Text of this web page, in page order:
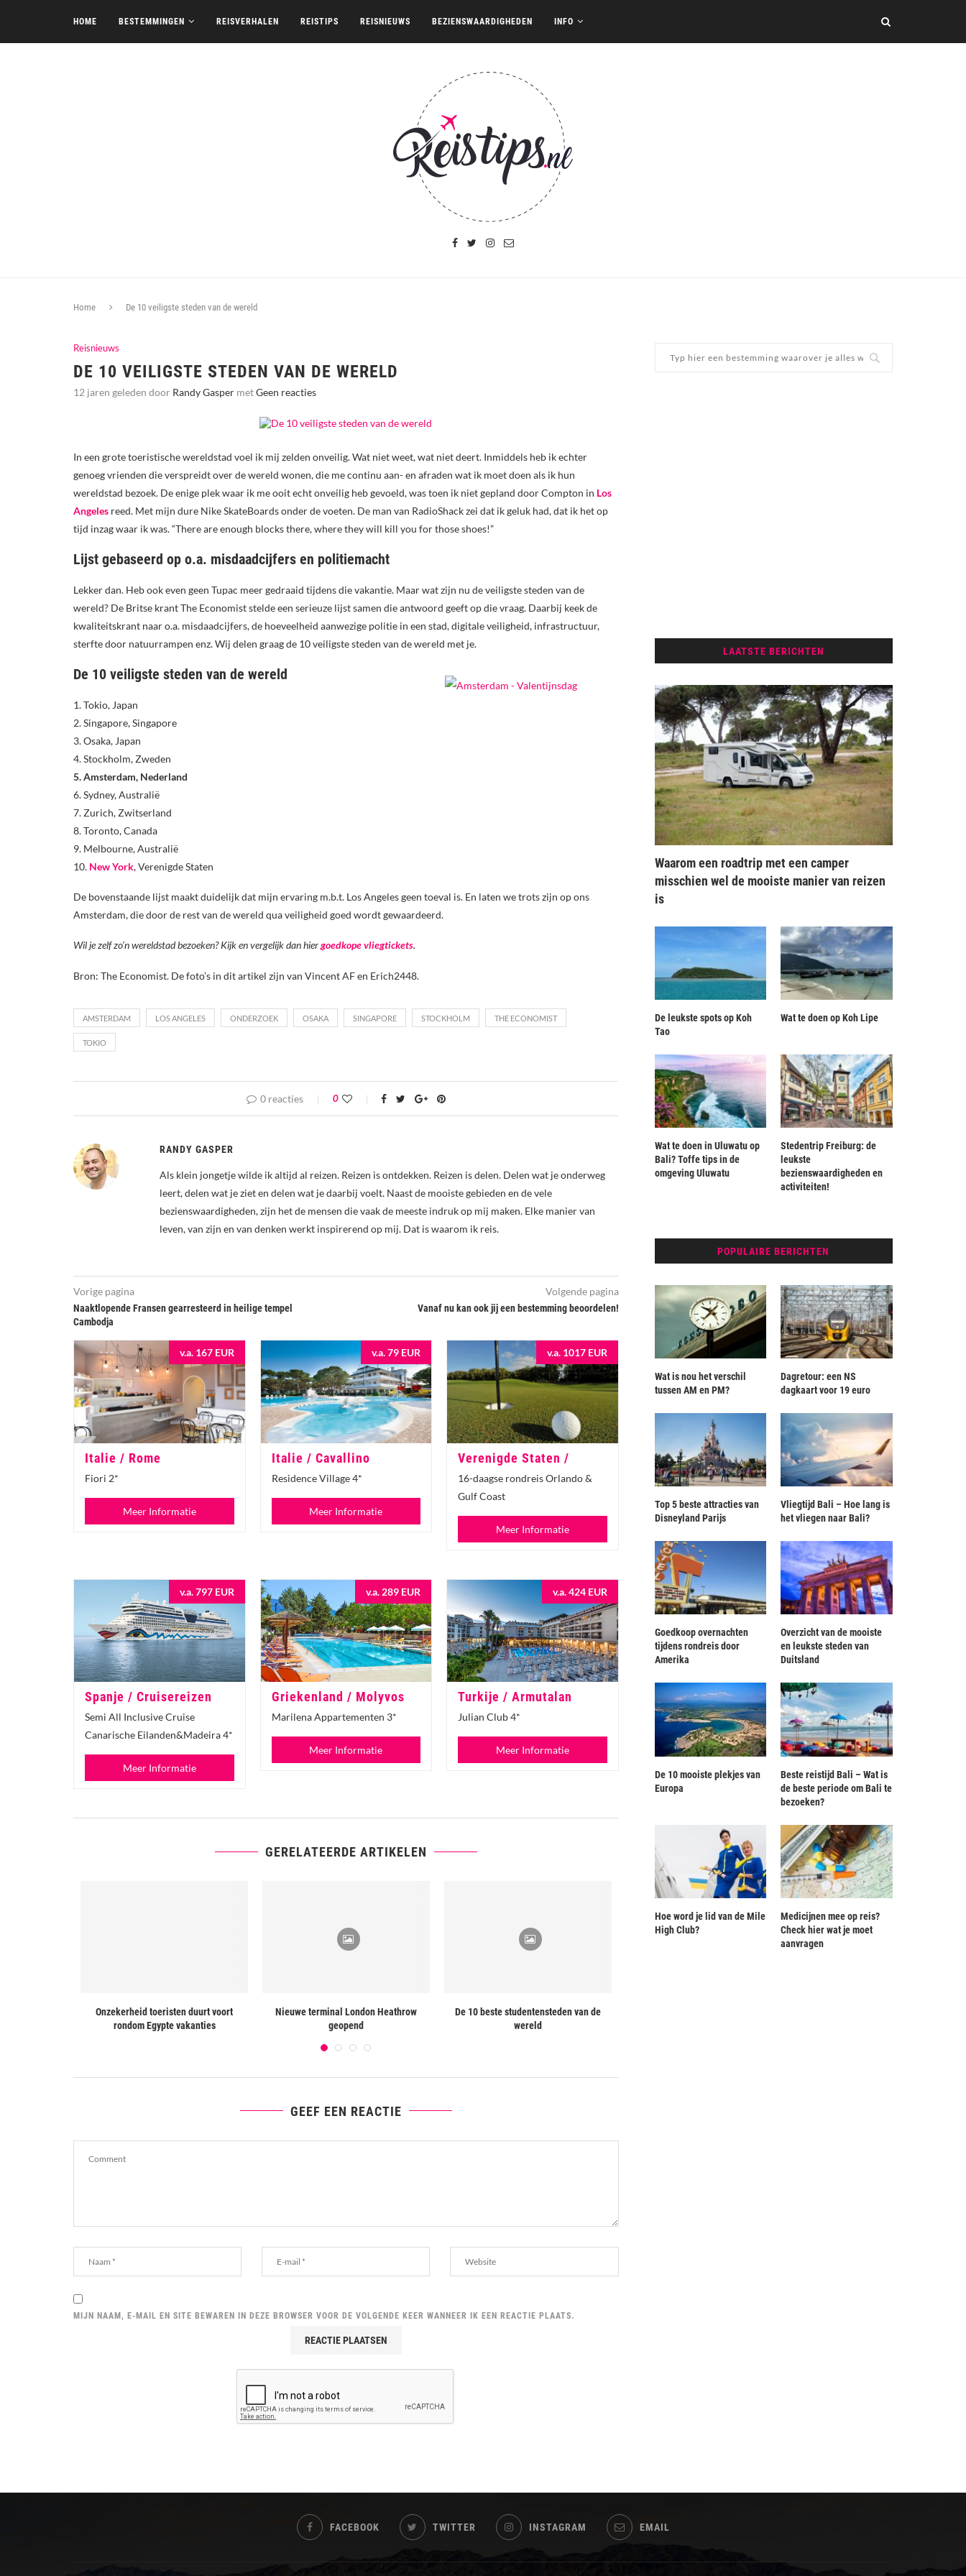
HOME BESTEMMINGEN REISVERHALEN REISTIPS REISNIEUWS BEZIENSWAARDIGHEDEN INFO
Home De 10 veiligste steden van de wereld
Reisnieuws
DE 10 VEILIGSTE STEDEN VAN DE WERELD
12 jaren geleden door Randy Gasper metGeen reacties
In een grote toeristische wereldstad voel ik mij zelden onveilig. Wat niet weet, wat niet deert. Inmiddels heb ik echter
genoeg vrienden die verspreidt over de wereld wonen, die me continu aan- en afraden wat ik moet doen als ik hun
wereldstad bezoek. De enige plek waar ik me ooit echt onveilig heb gevoeld, was toen ik niet gepland door Compton in Los
Angeles reed. Met mijn dure Nike SkateBoards onder de voeten. De man van RadioShack zei dat ik geluk had, dat ik het op
tijd inzag waar ik was. “There are enough blocks there, where they will kill you for those shoes!”
Lijst gebaseerd op o.a. misdaadcijfers en politiemacht
Lekker dan. Heb ook even geen Tupac meer gedraaid tijdens die vakantie. Maar wat zijn nu de veiligste steden van de
wereld? De Britse krant The Economist stelde een serieuze lijst samen die antwoord geeft op die vraag. Daarbij keek de
kwaliteitskrant naar o.a. misdaadcijfers, de hoeveelheid aanwezige politie in een stad, digitale veiligheid, infrastructuur,
sterfte door natuurrampen enz. Wij delen graag de 10 veiligste steden van de wereld met je.
De 10 veiligste steden van de wereld
1. Tokio, Japan
2. Singapore, Singapore
3. Osaka, Japan
4. Stockholm, Zweden
5. Amsterdam, Nederland
6. Sydney, Australië
7. Zurich, Zwitserland
8. Toronto, Canada
9. Melbourne, Australië
10. New York, Verenigde Staten
De bovenstaande lijst maakt duidelijk dat mijn ervaring m.b.t. Los Angeles geen toeval is. En laten we trots zijn op ons
Amsterdam, die door de rest van de wereld qua veiligheid goed wordt gewaardeerd.
Wil je zelf zo’n wereldstad bezoeken? Kijk en vergelijk dan hiergoedkope vliegtickets.
Bron: The Economist. De foto’s in dit artikel zijn van Vincent AF en Erich2448.
AMSTERDAM LOS ANGELES ONDERZOEK OSAKA SINGAPORE STOCKHOLM THE ECONOMIST
TOKIO
0 reacties 0
RANDY GASPER
Als klein jongetje wilde ik altijd al reizen. Reizen is ontdekken. Reizen is delen. Delen wat je onderweg
leert, delen wat je ziet en delen wat je daarbij voelt. Naast de mooiste gebieden en de vele
bezienswaardigheden, zijn het de mensen die vaak de meeste indruk op mij maken. Elke manier van
leven, van zijn en van denken werkt inspirerend op mij. Dat is waarom ik reis.
Vorige pagina
Naaktlopende Fransen gearresteerd in heilige tempel
Cambodja
Volgende pagina
Vanaf nu kan ook jij een bestemming beoordelen!
v.a. 167 EUR
Italie / Rome
Fiori 2*
Meer Informatie
v.a. 79 EUR
Italie / Cavallino
Residence Village 4*
Meer Informatie
v.a. 1017 EUR
Verenigde Staten /
16-daagse rondreis Orlando &
Gulf Coast
Meer Informatie
v.a. 797 EUR
Spanje / Cruisereizen
Semi All Inclusive Cruise
Canarische Eilanden&Madeira 4*
Meer Informatie
v.a. 289 EUR
Griekenland / Molyvos
Marilena Appartementen 3*
Meer Informatie
v.a. 424 EUR
Turkije / Armutalan
Julian Club 4*
Meer Informatie
GERELATEERDE ARTIKELEN
Onzekerheid toeristen duurt voort
rondom Egypte vakanties
Nieuwe terminal London Heathrow
geopend
De 10 beste studentensteden van de
wereld
GEEF EEN REACTIE
MIJN NAAM, E-MAIL EN SITE BEWAREN IN DEZE BROWSER VOOR DE VOLGENDE KEER WANNEER IK EEN REACTIE PLAATS.
LAATSTE BERICHTEN
Waarom een roadtrip met een camper
misschien wel de mooiste manier van reizen
is
De leukste spots op Koh
Tao
Wat te doen op Koh Lipe
Wat te doen in Uluwatu op
Bali? Toffe tips in de
omgeving Uluwatu
Stedentrip Freiburg: de
leukste
bezienswaardigheden en
activiteiten!
POPULAIRE BERICHTEN
Wat is nou het verschil
tussen AM en PM?
Dagretour: een NS
dagkaart voor 19 euro
Top 5 beste attracties van
Disneyland Parijs
Vliegtijd Bali – Hoe lang is
het vliegen naar Bali?
Goedkoop overnachten
tijdens rondreis door
Amerika
Overzicht van de mooiste
en leukste steden van
Duitsland
De 10 mooiste plekjes van
Europa
Beste reistijd Bali – Wat is
de beste periode om Bali te
bezoeken?
Hoe word je lid van de Mile
High Club?
Medicijnen mee op reis?
Check hier wat je moet
aanvragen
FACEBOOK TWITTER INSTAGRAM EMAIL